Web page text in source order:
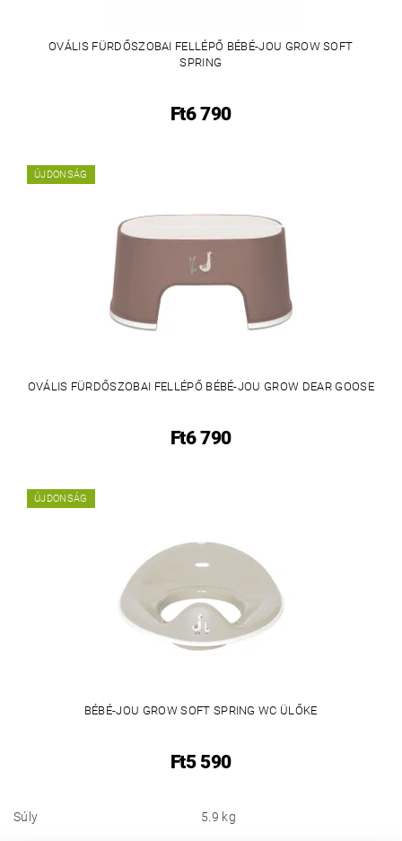
OVÁLIS FÜRDŐSZOBAI FELLÉPŐ BÉBÉ-JOU GROW SOFT
SPRING
Ft6 790
ÚJDONSÁG
OVÁLIS FÜRDŐSZOBAI FELLÉPŐ BÉBÉ-JOU GROW DEAR GOOSE
Ft6 790
ÚJDONSÁG
BÉBÉ-JOU GROW SOFT SPRING WC ÜLŐKE
Ft5 590
Súly 5.9 kg